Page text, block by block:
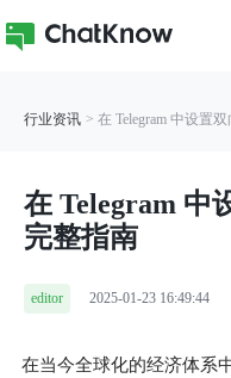
行业资讯 > 在 Telegram 中设置
在 Telegram 中
完整指南
editor 2025-01-23 16:49:44
在当今全球化的经济体系